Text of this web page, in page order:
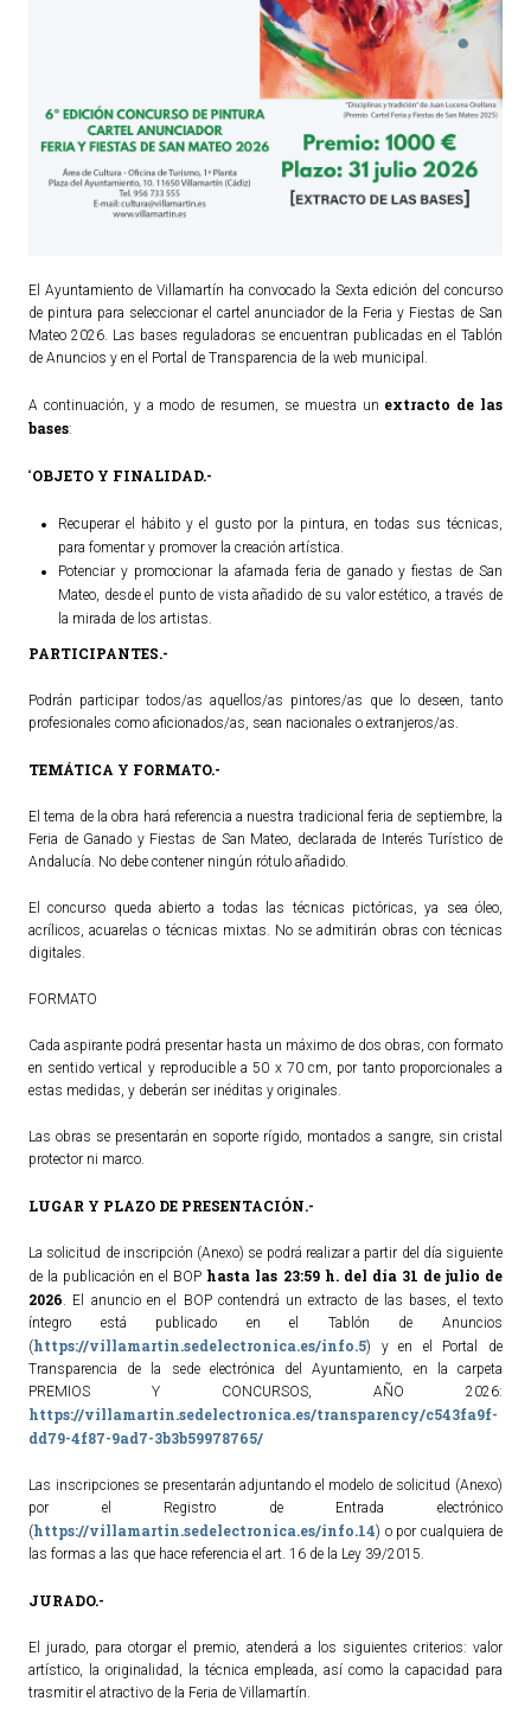
Historia
Qué ver
Fiestas
Gastronomía
Dónde comer
Artesanía
Entorno
ACTUALIDAD
Noticias
Agenda
El Ayuntamiento de Villamartín ha convocado la Sexta edición del concurso
de pintura para seleccionar el cartel anunciador de la Feria y Fiestas de San
Mateo 2026. Las bases reguladoras se encuentran publicadas en el Tablón
de Anuncios y en el Portal de Transparencia de la web municipal.
A continuación, y a modo de resumen, se muestra un extracto de las
bases:
“OBJETO Y FINALIDAD.-
Recuperar el hábito y el gusto por la pintura, en todas sus técnicas,
para fomentar y promover la creación artística.
Potenciar y promocionar la afamada feria de ganado y fiestas de San
Mateo, desde el punto de vista añadido de su valor estético, a través de
la mirada de los artistas.
PARTICIPANTES.-
Podrán participar todos/as aquellos/as pintores/as que lo deseen, tanto
profesionales como aficionados/as, sean nacionales o extranjeros/as.
TEMÁTICA Y FORMATO.-
El tema de la obra hará referencia a nuestra tradicional feria de septiembre, la
Feria de Ganado y Fiestas de San Mateo, declarada de Interés Turístico de
Andalucía. No debe contener ningún rótulo añadido.
El concurso queda abierto a todas las técnicas pictóricas, ya sea óleo,
acrílicos, acuarelas o técnicas mixtas. No se admitirán obras con técnicas
digitales.
FORMATO
Cada aspirante podrá presentar hasta un máximo de dos obras, con formato
en sentido vertical y reproducible a 50 x 70 cm, por tanto proporcionales a
estas medidas, y deberán ser inéditas y originales.
Las obras se presentarán en soporte rígido, montados a sangre, sin cristal
protector ni marco.
LUGAR Y PLAZO DE PRESENTACIÓN.-
La solicitud de inscripción (Anexo) se podrá realizar a partir del día siguiente
de la publicación en el BOPhasta las 23:59 h. del día 31 de julio de
2026 . El anuncio en el BOP contendrá un extracto de las bases, el texto
íntegro está publicado en el Tablón de Anuncios
(https://villamartin.sedelectronica.es/info.5) y en el Portal de
Transparencia de la sede electrónica del Ayuntamiento, en la carpeta
PREMIOS Y CONCURSOS, AÑO 2026:
https://villamartin.sedelectronica.es/transparency/c543fa9f-
dd79-4f87-9ad7-3b3b59978765/
Las inscripciones se presentarán adjuntando el modelo de solicitud (Anexo)
por el Registro de Entrada electrónico
(https://villamartin.sedelectronica.es/info.14) o por cualquiera de
las formas a las que hace referencia el art. 16 de la Ley 39/2015.
JURADO.-
El jurado, para otorgar el premio, atenderá a los siguientes criterios: valor
artístico, la originalidad, la técnica empleada, así como la capacidad para
trasmitir el atractivo de la Feria de Villamartín.